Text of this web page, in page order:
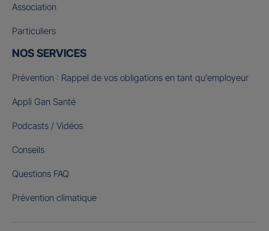
Association
Particuliers
NOS SERVICES
Prévention : Rappel de vos obligations en tant qu’employeur
Appli Gan Santé
Podcasts / Vidéos
Conseils
Questions FAQ
Prévention climatique